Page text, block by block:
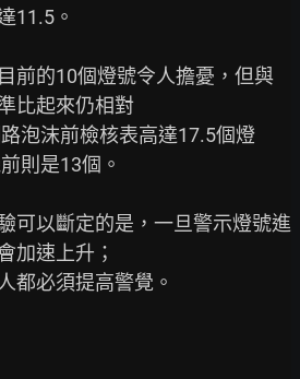
11.5。
前的10個燈號令人擔憂，但與
比起來仍相對
泡沫前檢核表高達17.5個燈
則是13個。
可以斷定的是，一旦警示燈號進
加速上升；
都必須提高警覺。